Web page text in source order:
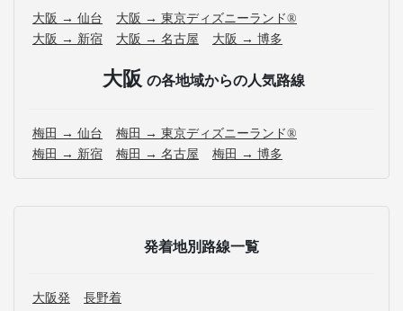
大阪 → 仙台
大阪 → 東京ディズニーランド®
大阪 → 新宿
大阪 → 名古屋 大阪 → 博多
大阪 の各地域からの人気路線
梅田 → 仙台
梅田 → 東京ディズニーランド®
梅田 → 新宿
梅田 → 名古屋 梅田 → 博多
発着地別路線一覧
大阪発 長野着